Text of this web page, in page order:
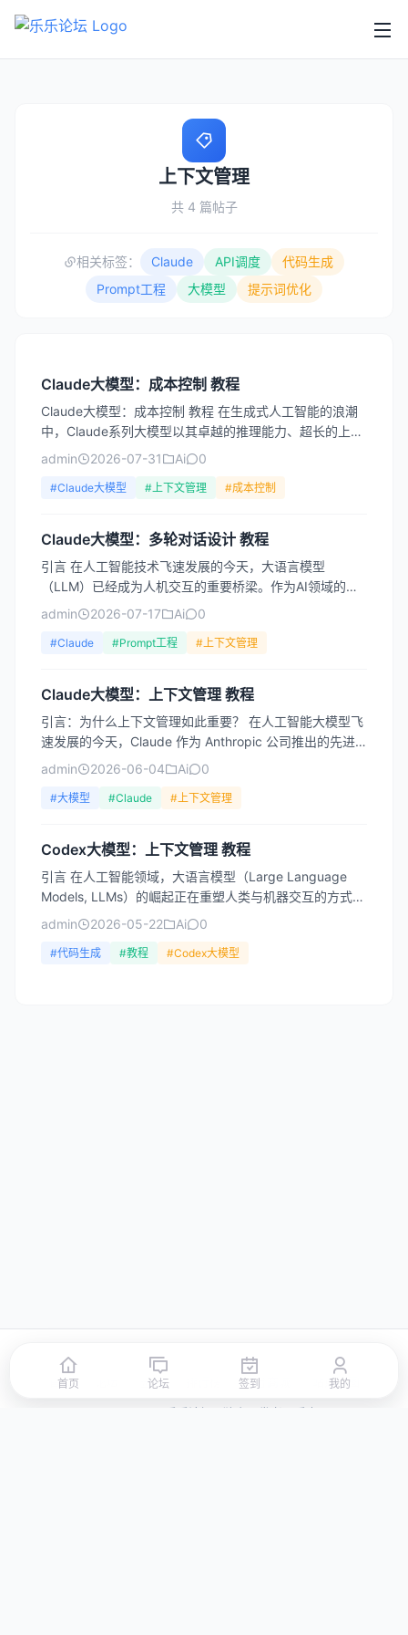
上下文管理
共 4 篇帖子
相关标签： Claude API调度
代码生成
Prompt工程
大模型 提示词优化
Claude大模型：成本控制 教程
Claude大模型：成本控制 教程 在生成式人工智能的浪潮
中，Claude系列大模型以其卓越的推理能力、超长的上下
文窗口（特别是200K版本）以及对安全对齐的极...
admin 2026-07-31 Ai 0
#Claude大模型 #上下文管理 #成本控制
Claude大模型：多轮对话设计 教程
引言 在人工智能技术飞速发展的今天，大语言模型
（LLM）已经成为人机交互的重要桥梁。作为AI领域的佼
佼者，Claude凭借其强大的自然语言理解能力和安全性，
admin 2026-07-17 Ai 0
#Claude #Prompt工程 #上下文管理
Claude大模型：上下文管理 教程
引言：为什么上下文管理如此重要？ 在人工智能大模型飞
速发展的今天，Claude 作为 Anthropic 公司推出的先进
语言模型，以其卓越的对话能力和安全性著称...
admin 2026-06-04 Ai 0
#大模型 #Claude #上下文管理
Codex大模型：上下文管理 教程
引言 在人工智能领域，大语言模型（Large Language
Models, LLMs）的崛起正在重塑人类与机器交互的方式。
其中，OpenAI的Codex模型...
admin 2026-05-22 Ai 0
#代码生成 #教程 #Codex大模型
首页 签到 积分商城 站点地图
© 2026 LLBBS 乐乐论坛 · 独立开发者阿乐出品
首页 论坛 签到 我的